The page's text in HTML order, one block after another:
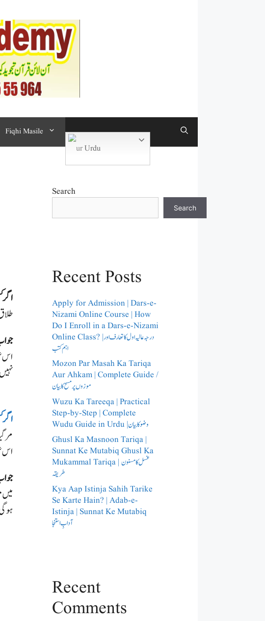
Fiqhi Masile
Urdu
اگر
اس
مر
اس
Search
Search
Recent Posts
Apply for Admission | Dars-e-
Nizami Online Course | How
Do I Enroll in a Dars-e-Nizami
Online Class? |درجہ عالیہ اول کا تعارف اور
اہم کتب
Mozon Par Masah Ka Tariqa
Aur Ahkam | Complete Guide /​
موزوں پر مسح کا بیان
Wuzu Ka Tareeqa | Practical
Step-by-Step | Complete
Wudu Guide in Urdu |وضو کا بیان
Ghusl Ka Masnoon Tariqa |
Sunnat Ke Mutabiq Ghusl Ka
Mukammal Tariqa | غسل کا مسنون
طریقہ
Kya Aap Istinja Sahih Tarike
Se Karte Hain? | Adab-e-
Istinja | Sunnat Ke Mutabiq
آدابِ استنجا
Recent
Comments